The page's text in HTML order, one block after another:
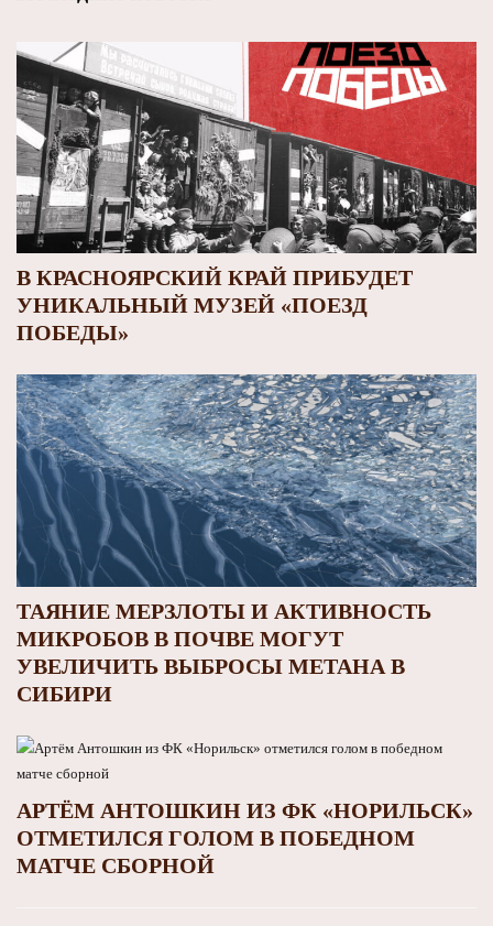
В КРАСНОЯРСКИЙ КРАЙ ПРИБУДЕТ
УНИКАЛЬНЫЙ МУЗЕЙ «ПОЕЗД
ПОБЕДЫ»
ТАЯНИЕ МЕРЗЛОТЫ И АКТИВНОСТЬ
МИКРОБОВ В ПОЧВЕ МОГУТ
УВЕЛИЧИТЬ ВЫБРОСЫ МЕТАНА В
СИБИРИ
АРТЁМ АНТОШКИН ИЗ ФК «НОРИЛЬСК»
ОТМЕТИЛСЯ ГОЛОМ В ПОБЕДНОМ
МАТЧЕ СБОРНОЙ